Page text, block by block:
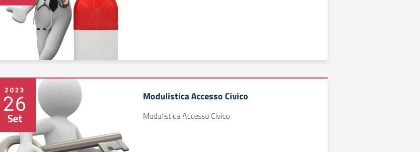
2023
26
Set
Modulistica Accesso Civico
Modulistica Accesso Civico